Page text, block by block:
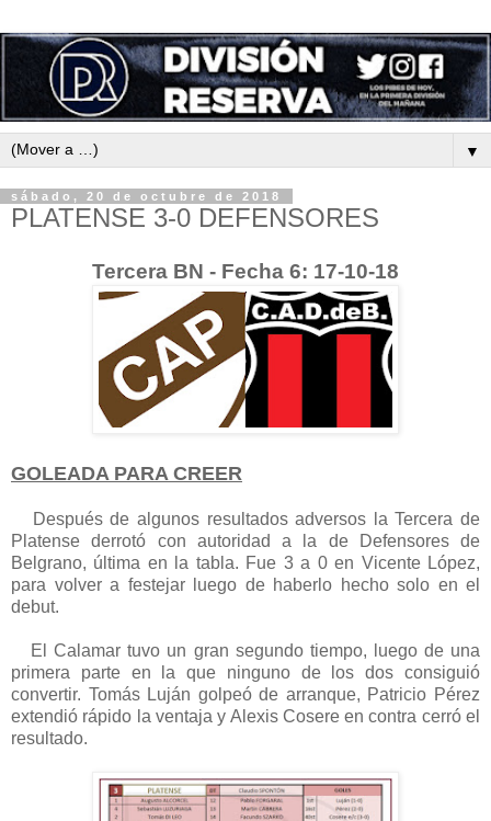
▼
sábado, 20 de octubre de 2018
PLATENSE 3-0 DEFENSORES
Tercera BN - Fecha 6: 17-10-18
GOLEADA PARA CREER
Después de algunos resultados adversos la Tercera de
Platense derrotó con autoridad a la de Defensores de
Belgrano, última en la tabla. Fue 3 a 0 en Vicente López,
para volver a festejar luego de haberlo hecho solo en el
debut.
El Calamar tuvo un gran segundo tiempo, luego de una
primera parte en la que ninguno de los dos consiguió
convertir. Tomás Luján golpeó de arranque, Patricio Pérez
extendió rápido la ventaja y Alexis Cosere en contra cerró el
resultado.